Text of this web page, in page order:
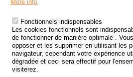
Footer
ÉTAT DE L’INSÉCURITÉ ROUTIÈRE
TRAITEMENT DES DONNÉES
LA ROUTE
ETUDES ET RECHERCHES
APPEL À PROJETS
More info
Fonctionnels indispensables
Les cookies fonctionnels sont
de fonctionner de manière optimale .
opposer et les supprimer en utilisant les
navigateur, cependant votre expérience
dégradée et ceci sera effectif pour
visiterez.